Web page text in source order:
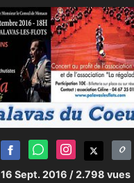
16 Sept. 2016 / 2.798 vues